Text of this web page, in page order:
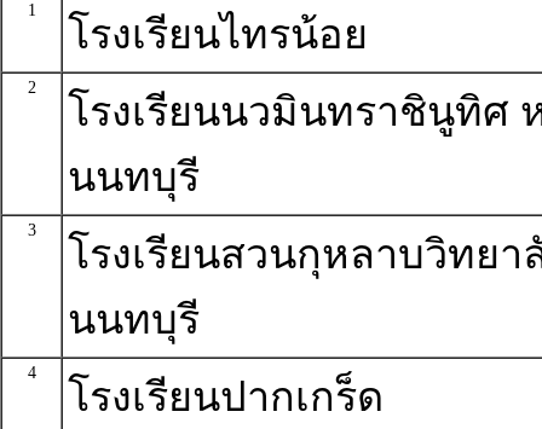
1
โรงเรียนไทรน้อย
2
โรงเรียนนวมินทราชินูทิศ
นนทบุรี
3
โรงเรียนสวนกุหลาบวิทยา
นนทบุรี
4
โรงเรียนปากเกร็ด